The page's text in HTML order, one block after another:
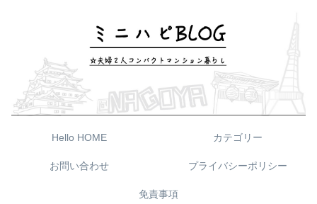
Hello HOME カテゴリー
お問い合わせ プライバシーポリシー
免責事項